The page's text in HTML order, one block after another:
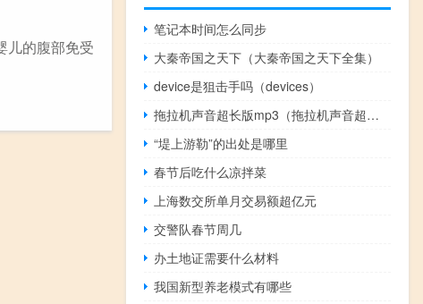
儿的腹部免受
笔记本时间怎么同步
大秦帝国之天下（大秦帝国之天下全集）
device是狙击手吗（devices）
拖拉机声音超长版mp3（拖拉机声音超长版）
“堤上游勒”的出处是哪里
春节后吃什么凉拌菜
上海数交所单月交易额超亿元
交警队春节周几
办土地证需要什么材料
我国新型养老模式有哪些